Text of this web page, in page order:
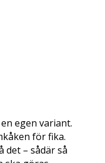
egen variant.
för fika.
det – sådär så